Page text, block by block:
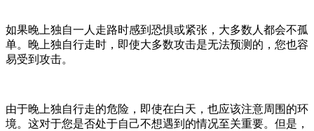
如果晚上独自一人走路时感到恐惧或紧张，大多数人都会不孤
单。晚上独自行走时，即使大多数攻击是无法预测的，您也容
易受到攻击。
由于晚上独自行走的危险，即使在白天，也应该注意周围的环
境。这对于您是否处于自己不想遇到的情况至关重要。但是，